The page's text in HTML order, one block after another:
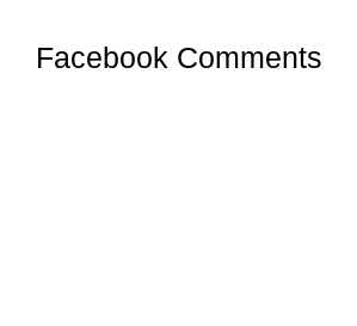
Facebook Comments